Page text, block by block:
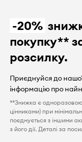
-20%
покупку**
розсилку.
Приєднуйся до
інформацію про
**Знижка є
цінниками) при
поєднується з іншими
з його дії. Деталі за